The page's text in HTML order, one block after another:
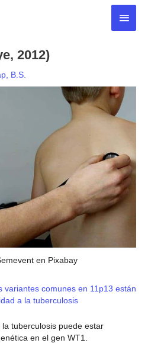
2012)
B.S.
en Pixabay
variantes comunes en 11p13 están
a la tuberculosis
tuberculosis puede estar
en el gen WT1.